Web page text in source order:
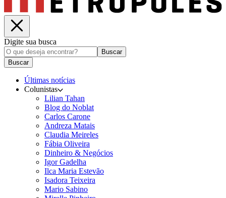
Digite sua busca
Buscar
Buscar
Últimas notícias
Colunistas
Lilian Tahan
Blog do Noblat
Carlos Carone
Andreza Matais
Claudia Meireles
Fábia Oliveira
Dinheiro & Negócios
Igor Gadelha
Ilca Maria Estevão
Isadora Teixeira
Mario Sabino